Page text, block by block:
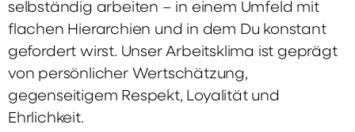
selbständig arbeiten – in einem Umfeld mit
flachen Hierarchien und in dem Du konstant
gefordert wirst. Unser Arbeitsklima ist geprägt
von persönlicher Wertschätzung,
gegenseitigem Respekt, Loyalität und
Ehrlichkeit.